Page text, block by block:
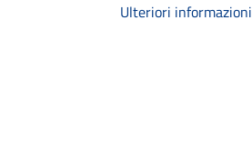
Ulteriori informazioni